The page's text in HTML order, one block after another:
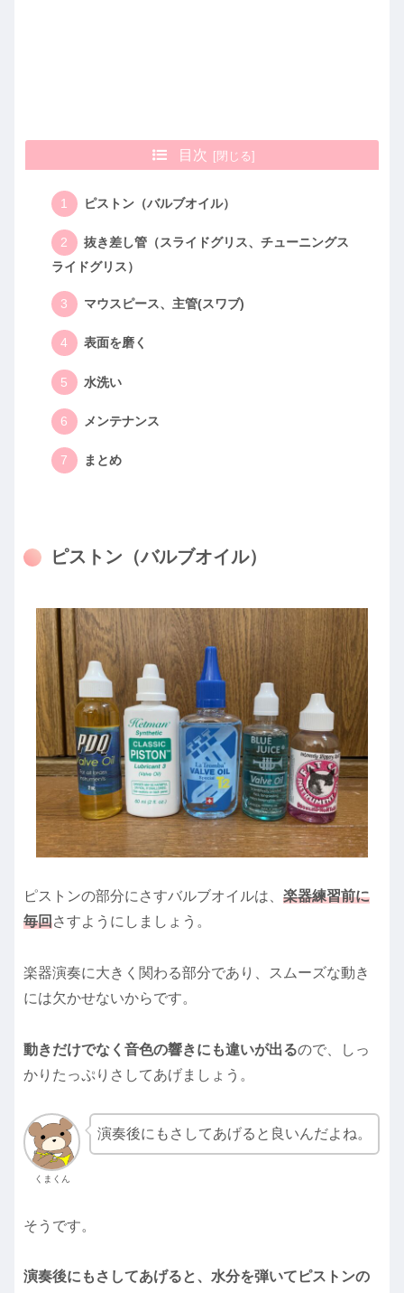
目次
ピストン（バルブオイル）
抜き差し管（スライドグリス、チューニングス
ライドグリス）
マウスピース、主管(スワブ)
表面を磨く
水洗い
メンテナンス
まとめ
ピストン（バルブオイル）
ピストンの部分にさすバルブオイルは、 楽器練習前に
毎回さすようにしましょう。
楽器演奏に大きく関わる部分であり、スムーズな動き
には欠かせないからです。
動きだけでなく音色の響きにも違いが出るので、しっ
かりたっぷりさしてあげましょう。
くまくん
演奏後にもさしてあげると良いんだよね。
そうです。
演奏後にもさしてあげると、水分を弾いてピストンの